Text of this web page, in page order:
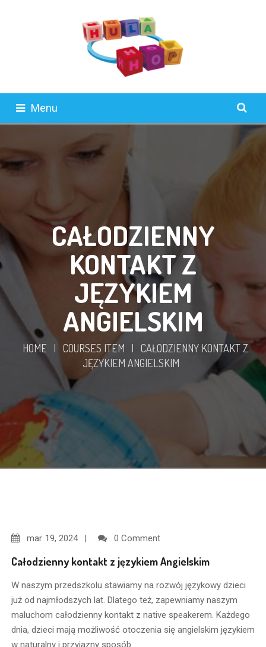
Menu
CAŁODZIENNY
KONTAKT Z
JĘZYKIEM
ANGIELSKIM
HOME | COURSES ITEM | CAŁODZIENNY KONTAKT Z
JĘZYKIEM ANGIELSKIM
mar 19, 2024 0 Comment
Całodzienny kontakt z językiem Angielskim
W naszym przedszkolu stawiamy na rozwój językowy dzieci
już od najmłodszych lat. Dlatego też, zapewniamy naszym
maluchom całodzienny kontakt z native speakerem. Każdego
dnia, dzieci mają możliwość otoczenia się angielskim językiem
w naturalny i przyjazny sposób.